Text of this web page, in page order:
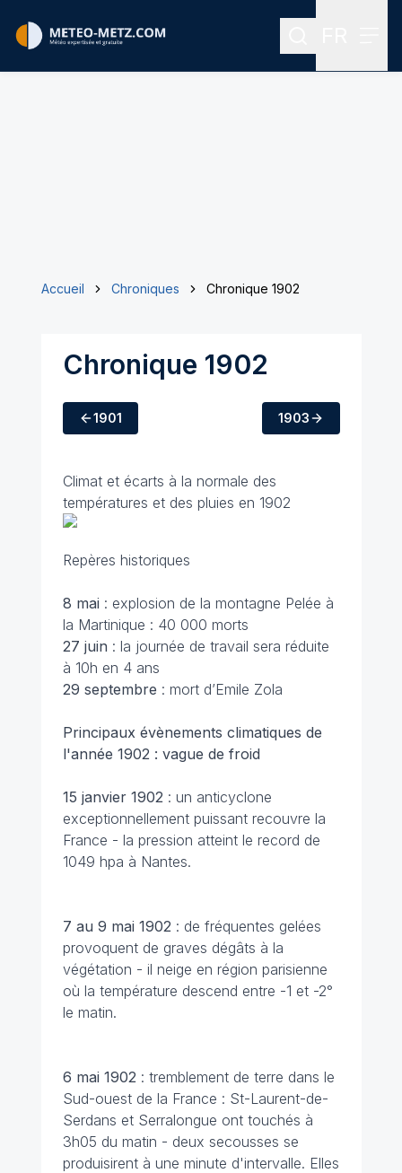
Rechercher
Accueil Chroniques Chronique 1902
Chronique 1902
1901 1903
Climat et écarts à la normale des
températures et des pluies en 1902
Repères historiques
8 mai : explosion de la montagne Pelée à
la Martinique : 40 000 morts
27 juin : la journée de travail sera réduite
à 10h en 4 ans
29 septembre : mort d’Emile Zola
Principaux évènements climatiques de
l'année 1902 : vague de froid
15 janvier 1902 : un anticyclone
exceptionnellement puissant recouvre la
France - la pression atteint le record de
1049 hpa à Nantes.
7 au 9 mai 1902 : de fréquentes gelées
provoquent de graves dégâts à la
végétation - il neige en région parisienne
où la température descend entre -1 et -2°
le matin.
6 mai 1902 : tremblement de terre dans le
Sud-ouest de la France : St-Laurent-de-
Serdans et Serralongue ont touchés à
3h05 du matin - deux secousses se
produisirent à une minute d'intervalle. Elles